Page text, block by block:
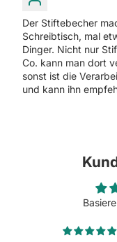
Der Stiftebecher
Schreibtisch, mal
Dinger. Nicht nur
Co. kann man dort
sonst ist die
und kann ihn